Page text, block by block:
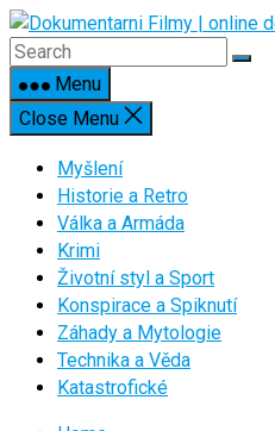
Skip
to
contentMenu
Close Menu
Myšlení
Historie a Retro
Válka a Armáda
Krimi
Životní styl a Sport
Konspirace a Spiknutí
Záhady a Mytologie
Technika a Věda
Katastrofické